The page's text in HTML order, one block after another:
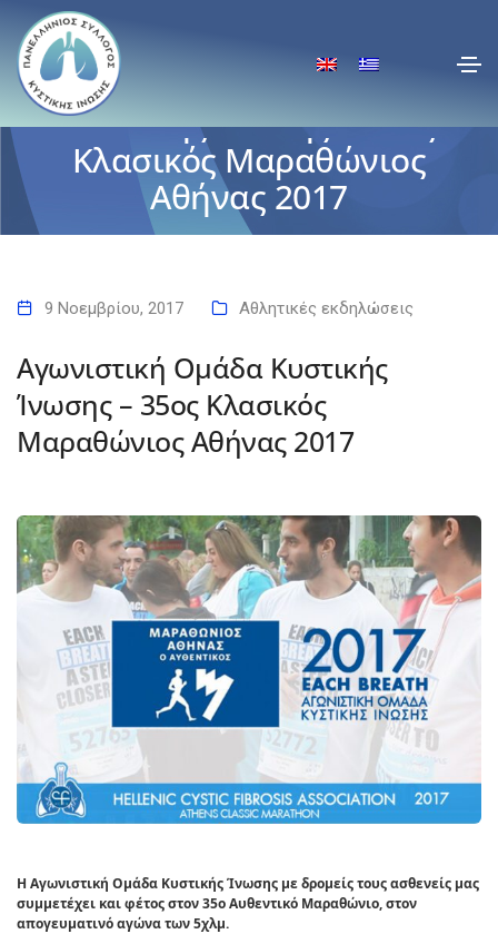
Αγωνιστική Ομάδα
Κυστικής Ίνωσης – 35ος
Κλασικός Μαραθώνιος
Αθήνας 2017
Αρχική
9 Νοεμβρίου, 2017 Αθλητικές εκδηλώσεις
Αγωνιστική Ομάδα Κυστικής
Ίνωσης – 35ος Κλασικός
Μαραθώνιος Αθήνας 2017
H Αγωνιστική Oμάδα Κυστικής Ίνωσης με δρομείς τους ασθενείς μας
συμμετέχει και φέτος στον 35ο Αυθεντικό Μαραθώνιο, στον
απογευματινό αγώνα των 5χλμ.